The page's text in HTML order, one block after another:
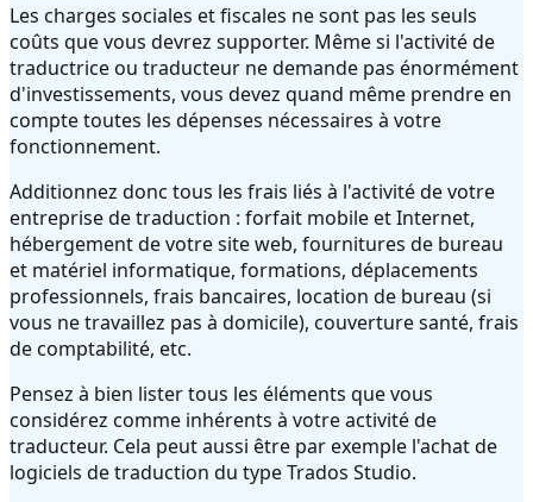
Les charges sociales et fiscales ne sont pas les seuls
coûts que vous devrez supporter. Même si l'activité de
traductrice ou traducteur ne demande pas énormément
d'investissements, vous devez quand même prendre en
compte toutes les dépenses nécessaires à votre
fonctionnement.
Additionnez donc tous les frais liés à l'activité de votre
entreprise de traduction : forfait mobile et Internet,
hébergement de votre site web, fournitures de bureau
et matériel informatique, formations, déplacements
professionnels, frais bancaires, location de bureau (si
vous ne travaillez pas à domicile), couverture santé, frais
de comptabilité, etc.
Pensez à bien lister tous les éléments que vous
considérez comme inhérents à votre activité de
traducteur. Cela peut aussi être par exemple l'achat de
logiciels de traduction du type Trados Studio.